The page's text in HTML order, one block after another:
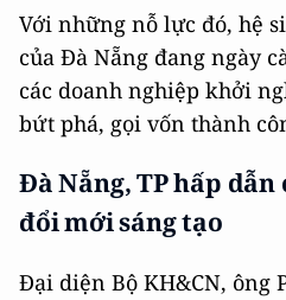
Với những nỗ lực đó, hệ
của Đà Nẵng đang ngày
các doanh nghiệp khởi
bứt phá, gọi vốn thành
Đà Nẵng, TP hấp
đổi mới sáng tạo
Đại diện Bộ KH&CN, ông